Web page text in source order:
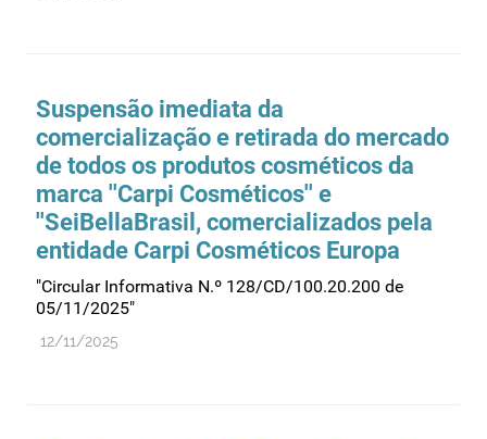
Suspensão imediata da
comercialização e retirada do mercado
de todos os produtos cosméticos da
marca ''Carpi Cosméticos'' e
''SeiBellaBrasil, comercializados pela
entidade Carpi Cosméticos Europa
"Circular Informativa N.º 128/CD/100.20.200 de
05/11/2025"
12/11/2025